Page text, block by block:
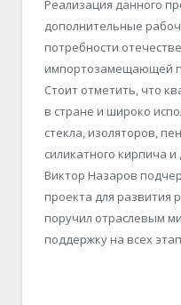
Реализация данного
дополнительные
потребности
импортозамещающей
Стоит отметить, что
в стране и широко
стекла, изоляторов,
силикатного кирпича
Виктор Назаров
проекта для развития
поручил отраслевым
поддержку на всех